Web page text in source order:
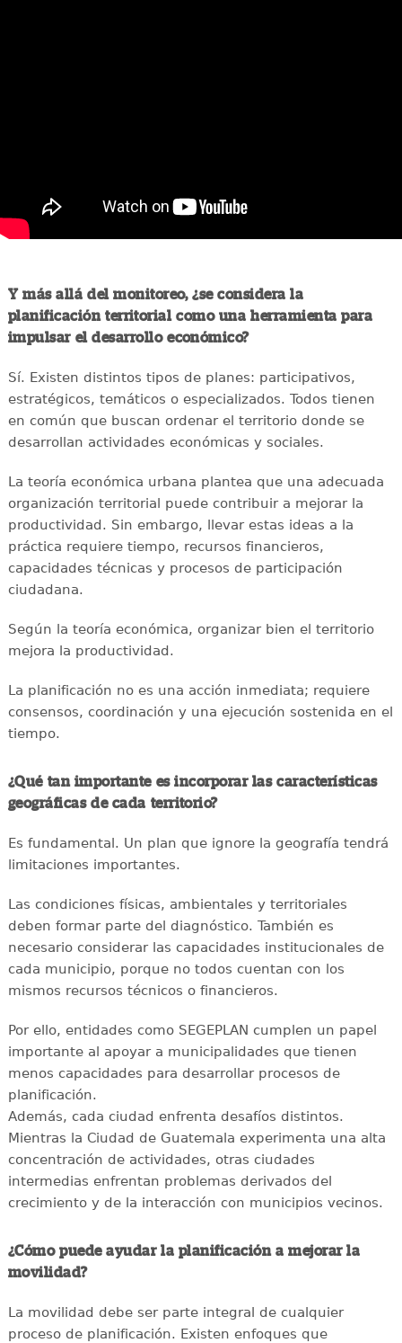
Y más allá del monitoreo, ¿se considera la
planificación territorial como una herramienta para
impulsar el desarrollo económico?
Sí. Existen distintos tipos de planes: participativos,
estratégicos, temáticos o especializados. Todos tienen
en común que buscan ordenar el territorio donde se
desarrollan actividades económicas y sociales.
La teoría económica urbana plantea que una adecuada
organización territorial puede contribuir a mejorar la
productividad. Sin embargo, llevar estas ideas a la
práctica requiere tiempo, recursos financieros,
capacidades técnicas y procesos de participación
ciudadana.
Según la teoría económica, organizar bien el territorio
mejora la productividad.
La planificación no es una acción inmediata; requiere
consensos, coordinación y una ejecución sostenida en el
tiempo.
¿Qué tan importante es incorporar las características
geográficas de cada territorio?
Es fundamental. Un plan que ignore la geografía tendrá
limitaciones importantes.
Las condiciones físicas, ambientales y territoriales
deben formar parte del diagnóstico. También es
necesario considerar las capacidades institucionales de
cada municipio, porque no todos cuentan con los
mismos recursos técnicos o financieros.
Por ello, entidades como SEGEPLAN cumplen un papel
importante al apoyar a municipalidades que tienen
menos capacidades para desarrollar procesos de
planificación.
Además, cada ciudad enfrenta desafíos distintos.
Mientras la Ciudad de Guatemala experimenta una alta
concentración de actividades, otras ciudades
intermedias enfrentan problemas derivados del
crecimiento y de la interacción con municipios vecinos.
¿Cómo puede ayudar la planificación a mejorar la
movilidad?
La movilidad debe ser parte integral de cualquier
proceso de planificación. Existen enfoques que